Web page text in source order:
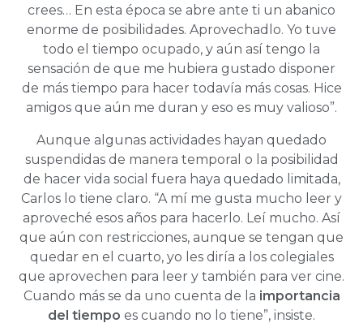
crees… En esta época se abre ante ti un abanico
enorme de posibilidades. Aprovechadlo. Yo tuve
todo el tiempo ocupado, y aún así tengo la
sensación de que me hubiera gustado disponer
de más tiempo para hacer todavía más cosas. Hice
amigos que aún me duran y eso es muy valioso”.
Aunque algunas actividades hayan quedado
suspendidas de manera temporal o la posibilidad
de hacer vida social fuera haya quedado limitada,
Carlos lo tiene claro. “A mí me gusta mucho leer y
aproveché esos años para hacerlo. Leí mucho. Así
que aún con restricciones, aunque se tengan que
quedar en el cuarto, yo les diría a los colegiales
que aprovechen para leer y también para ver cine.
Cuando más se da uno cuenta de la importancia
del tiempo es cuando no lo tiene”, insiste.